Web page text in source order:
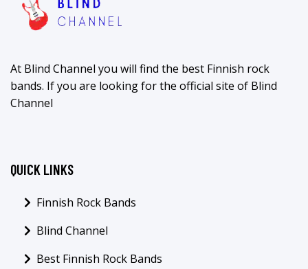
At Blind Channel you will find the best Finnish rock
bands. If you are looking for the official site of Blind
Channel
QUICK LINKS
Finnish Rock Bands
Blind Channel
Best Finnish Rock Bands